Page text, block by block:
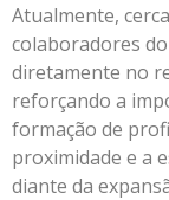
Atualmente,
colaboradores
diretamente no
reforçando a
formação de
proximidade e a
diante da